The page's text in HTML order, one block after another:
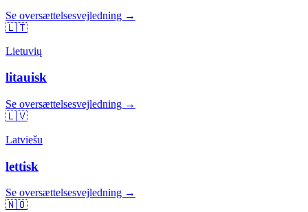
Se oversættelsesvejledning →
🇱🇹
Lietuvių
litauisk
Se oversættelsesvejledning →
🇱🇻
Latviešu
lettisk
Se oversættelsesvejledning →
🇳🇴